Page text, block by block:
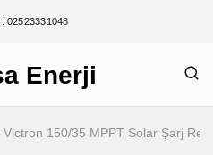
02523331048
Victron 150/35 MPPT Solar Şarj